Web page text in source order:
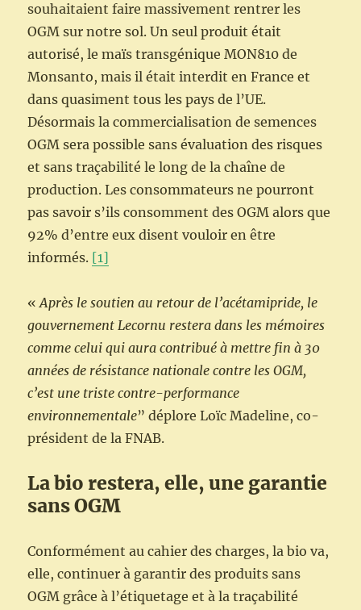
souhaitaient faire massivement rentrer les
OGM sur notre sol. Un seul produit était
autorisé, le maïs transgénique MON810 de
Monsanto, mais il était interdit en France et
dans quasiment tous les pays de l’UE.
Désormais la commercialisation de semences
OGM sera possible sans évaluation des risques
et sans traçabilité le long de la chaîne de
production. Les consommateurs ne pourront
pas savoir s’ils consomment des OGM alors que
92% d’entre eux disent vouloir en être
informés. [1]
«Après le soutien au retour de l’acétamipride, le
gouvernement Lecornu restera dans les mémoires
comme celui qui aura contribué à mettre fin à 30
années de résistance nationale contre les OGM,
c’est une triste contre-performance
environnementale” déplore Loïc Madeline, co-
président de la FNAB.
La bio restera, elle, une garantie
sans OGM
Conformément au cahier des charges, la bio va,
elle, continuer à garantir des produits sans
OGM grâce à l’étiquetage et à la traçabilité